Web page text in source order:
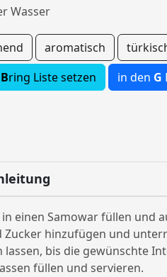
Wasser
aromatisch
Bring Liste setzen in den G
in einen Samowar füllen und
Zucker hinzufügen und
lassen, bis die gewünschte
füllen und servieren.